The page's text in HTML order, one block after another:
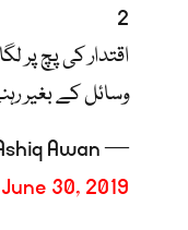
2
اقتدار کی پچ پر
وسائل کے بغیر
Awan
June 30, 2019